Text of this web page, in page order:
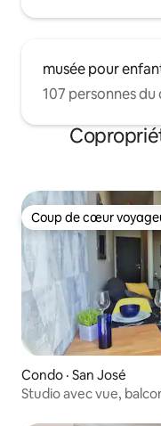
musée pour
107 personnes
Coup de cœur
Coup de cœur
Condo · San José
Studio avec vue,